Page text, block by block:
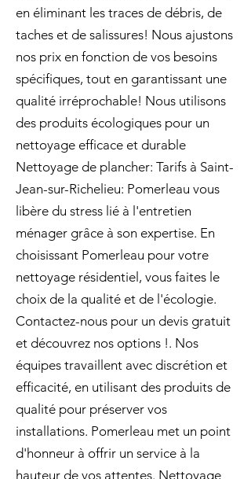
en éliminant les traces de débris, de
taches et de salissures! Nous ajustons
nos prix en fonction de vos besoins
spécifiques, tout en garantissant une
qualité irréprochable! Nous utilisons
des produits écologiques pour un
nettoyage efficace et durable
Nettoyage de plancher: Tarifs à Saint-
Jean-sur-Richelieu: Pomerleau vous
libère du stress lié à l'entretien
ménager grâce à son expertise. En
choisissant Pomerleau pour votre
nettoyage résidentiel, vous faites le
choix de la qualité et de l'écologie.
Contactez-nous pour un devis gratuit
et découvrez nos options !. Nos
équipes travaillent avec discrétion et
efficacité, en utilisant des produits de
qualité pour préserver vos
installations. Pomerleau met un point
d'honneur à offrir un service à la
hauteur de vos attentes. Nettoyage